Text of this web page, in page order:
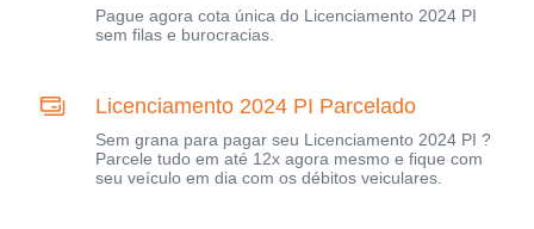
Pague agora cota única do Licenciamento 2024 PI
sem filas e burocracias.
Licenciamento 2024 PI Parcelado
Sem grana para pagar seu Licenciamento 2024 PI ?
Parcele tudo em até 12x agora mesmo e fique com
seu veículo em dia com os débitos veiculares.